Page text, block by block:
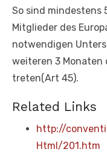
So sind mindestens
Mitglieder des
notwendigen
weiteren 3 Monaten
treten(Art 45).
Related Links
http://
Html/201.htm